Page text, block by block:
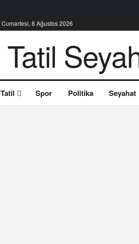
Cumartesi, 8 Ağustos 2026
Tatil Spor Politika Seyahat